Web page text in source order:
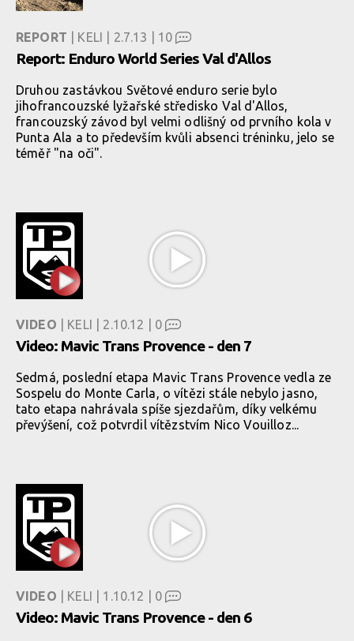
REPORT | KELI | 2.7.13 | 10
Report: Enduro World Series Val d'Allos
Druhou zastávkou Světové enduro serie bylo
jihofrancouzské lyžařské středisko Val d'Allos,
francouzský závod byl velmi odlišný od prvního kola v
Punta Ala a to především kvůli absenci tréninku, jelo se
téměř "na oči".
VIDEO | KELI | 2.10.12 | 0
Video: Mavic Trans Provence - den 7
Sedmá, poslední etapa Mavic Trans Provence vedla ze
Sospelu do Monte Carla, o vítězi stále nebylo jasno,
tato etapa nahrávala spíše sjezdařům, díky velkému
převýšení, což potvrdil vítězstvím Nico Vouilloz...
VIDEO | KELI | 1.10.12 | 0
Video: Mavic Trans Provence - den 6